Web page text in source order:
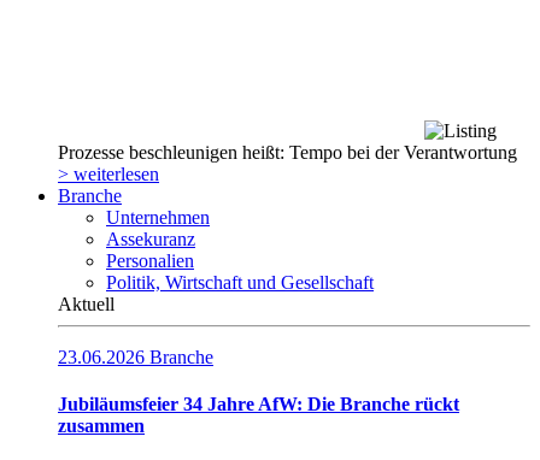
Prozesse beschleunigen heißt: Tempo bei der Verantwortung
> weiterlesen
Branche
Unternehmen
Assekuranz
Personalien
Politik, Wirtschaft und Gesellschaft
Aktuell
23.06.2026 Branche
Jubiläumsfeier 34 Jahre AfW: Die Branche rückt
zusammen